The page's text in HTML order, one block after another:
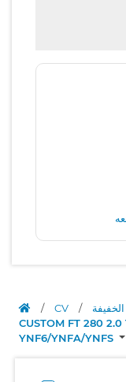
/ CV /
CUSTOM FT 280 2.0
YNF6/YNFA/YNFS